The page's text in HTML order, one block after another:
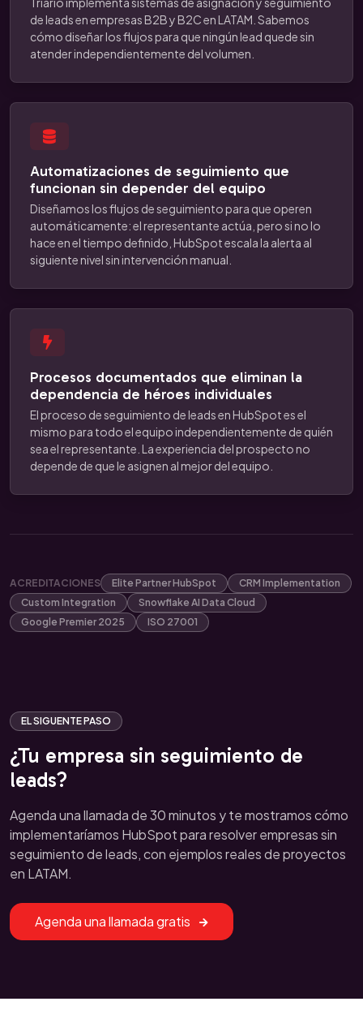
de leads en empresas B2B y B2C en LATAM. Sabemos
cómo diseñar los flujos para que ningún lead quede sin
atender independientemente del volumen.
Automatizaciones de seguimiento que
funcionan sin depender del equipo
Diseñamos los flujos de seguimiento para que operen
automáticamente: el representante actúa, pero si no lo
hace en el tiempo definido, HubSpot escala la alerta al
siguiente nivel sin intervención manual.
Procesos documentados que eliminan la
dependencia de héroes individuales
El proceso de seguimiento de leads en HubSpot es el
mismo para todo el equipo independientemente de quién
sea el representante. La experiencia del prospecto no
depende de que le asignen al mejor del equipo.
ACREDITACIONES Elite Partner HubSpot
CRM Implementation
Custom Integration
Snowflake AI Data Cloud
Google Premier 2025
ISO 27001
EL SIGUENTE PASO
¿Tu empresa sin seguimiento de
leads?
Agenda una llamada de 30 minutos y te mostramos cómo
implementaríamos HubSpot para resolver empresas sin
seguimiento de leads, con ejemplos reales de proyectos
en LATAM.
Agenda una llamada gratis